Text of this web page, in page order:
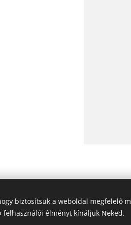
NALA KFT
biztosítsuk a weboldal megfelelő
felhasználói élményt kínáljuk Neked.